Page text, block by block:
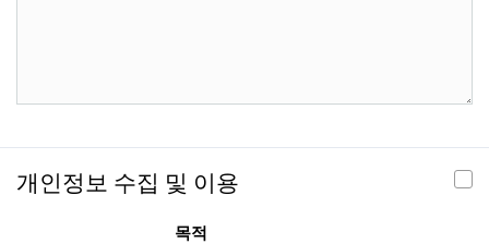
개인정보 수집 및 이용
목적